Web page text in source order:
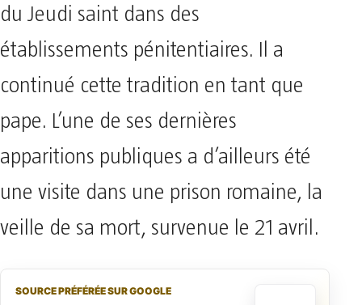
du Jeudi saint dans des
établissements pénitentiaires. Il a
continué cette tradition en tant que
pape. L’une de ses dernières
apparitions publiques a d’ailleurs été
une visite dans une prison romaine, la
veille de sa mort, survenue le 21 avril.
SOURCE PRÉFÉRÉE SUR GOOGLE